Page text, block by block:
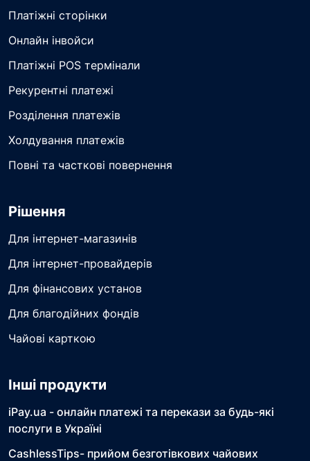
Платіжні сторінки
Онлайн інвойси
Платіжні POS термінали
Рекурентні платежі
Розділення платежів
Холдування платежів
Повні та часткові повернення
Рішення
Для інтернет-магазинів
Для інтернет-провайдерів
Для фінансових установ
Для благодійних фондів
Чайові карткою
Інші продукти
iPay.ua - онлайн платежі та перекази за будь-які
послуги в Україні
CashlessTips- прийом безготівкових чайових